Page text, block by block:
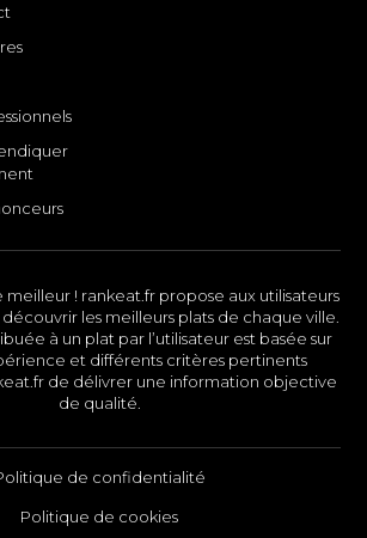
! rankeat.fr propose aux utilisateurs
les meilleurs plats de chaque ville.
à un plat par l’utilisateur est basée sur
et différents critères pertinents
de délivrer une information objective
de qualité.
de confidentialité
Politique de cookies